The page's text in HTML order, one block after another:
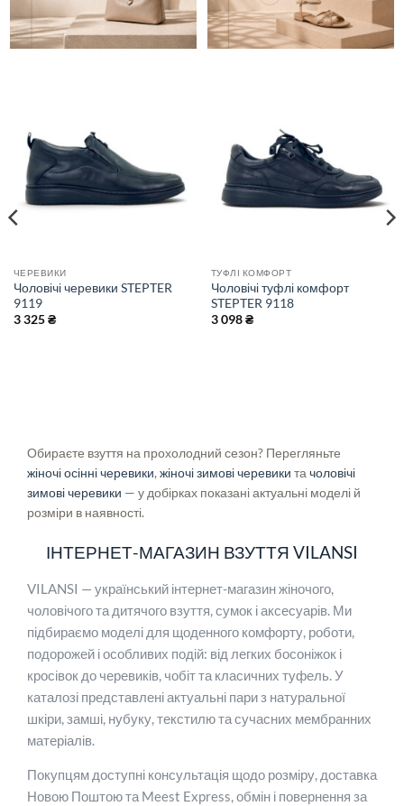
ЧЕРЕВИКИ
Чоловічі черевики STEPTER
9119
3 325₴
ТУФЛІ КОМФОРТ
Чоловічі туфлі комфорт
STEPTER 9118
3 098₴
Обираєте взуття на прохолодний сезон? Перегляньте
жіночі осінні черевики, жіночі зимові черевики та чоловічі
зимові черевики — у добірках показані актуальні моделі й
розміри в наявності.
ІНТЕРНЕТ-МАГАЗИН ВЗУТТЯ VILANSI
VILANSI — український інтернет-магазин жіночого,
чоловічого та дитячого взуття, сумок і аксесуарів. Ми
підбираємо моделі для щоденного комфорту, роботи,
подорожей і особливих подій: від легких босоніжок і
кросівок до черевиків, чобіт та класичних туфель. У
каталозі представлені актуальні пари з натуральної
шкіри, замші, нубуку, текстилю та сучасних мембранних
матеріалів.
Покупцям доступні консультація щодо розміру, доставка
Новою Поштою та Meest Express, обмін і повернення за